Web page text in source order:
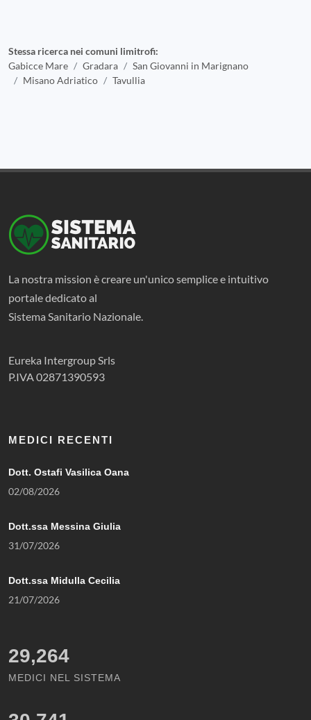
Stessa ricerca nei comuni limitrofi:
Gabicce Mare
Gradara
San Giovanni in Marignano
Misano Adriatico
Tavullia
La nostra mission è creare un'unico semplice e intuitivo
portale dedicato al
Sistema Sanitario Nazionale.
Eureka Intergroup Srls
P.IVA 02871390593
MEDICI RECENTI
Dott. Ostafi Vasilica Oana
02/08/2026
Dott.ssa Messina Giulia
31/07/2026
Dott.ssa Midulla Cecilia
21/07/2026
29,264
MEDICI NEL SISTEMA